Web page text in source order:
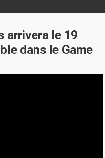
arrivera le 19
dans le Game